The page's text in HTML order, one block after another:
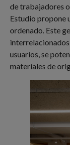
de trabajadores
Estudio propone
ordenado. Este
usuarios, se
materiales de